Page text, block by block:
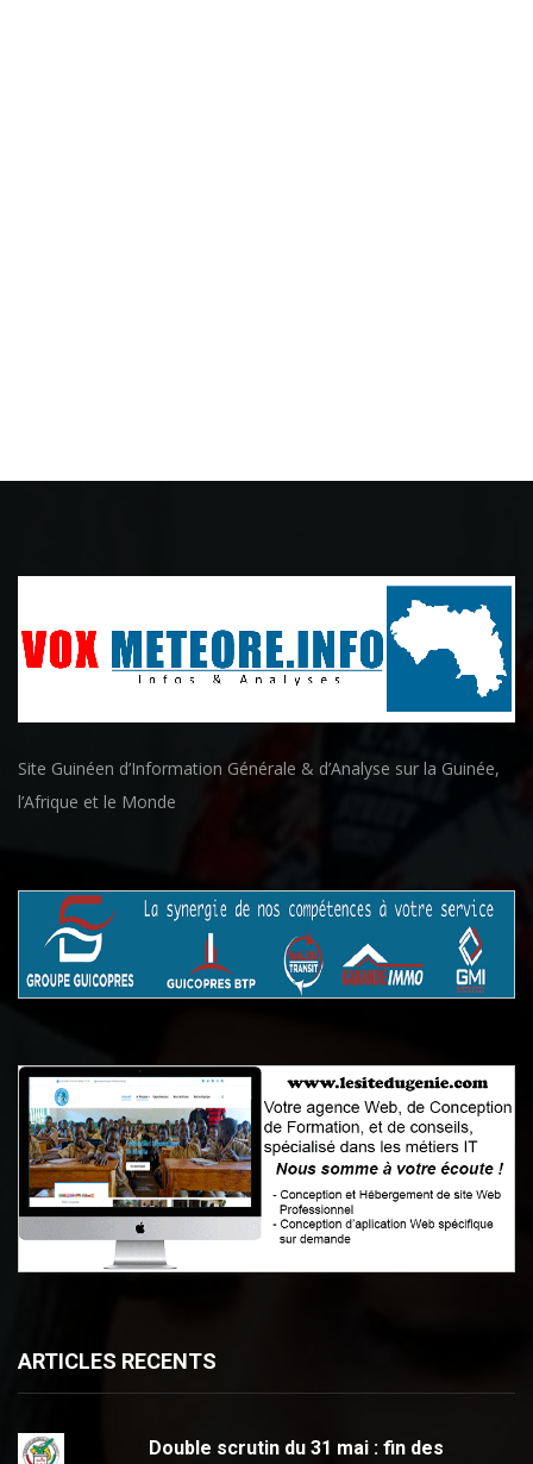
Site Guinéen d’Information Générale & d’Analyse sur la Guinée,
l’Afrique et le Monde
ARTICLES RECENTS
Double scrutin du 31 mai : fin des